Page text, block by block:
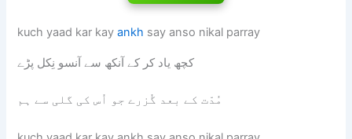
kuch yaad kar kayankh say anso nikal parray
کچھ یاد کر کے آنکھ سے آنسو نِکل پڑے
مُدّت کے بعد گُزرے جو اُس کی گلی سے ہم